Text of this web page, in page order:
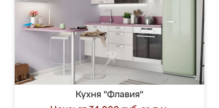
Кухня "Флавия"